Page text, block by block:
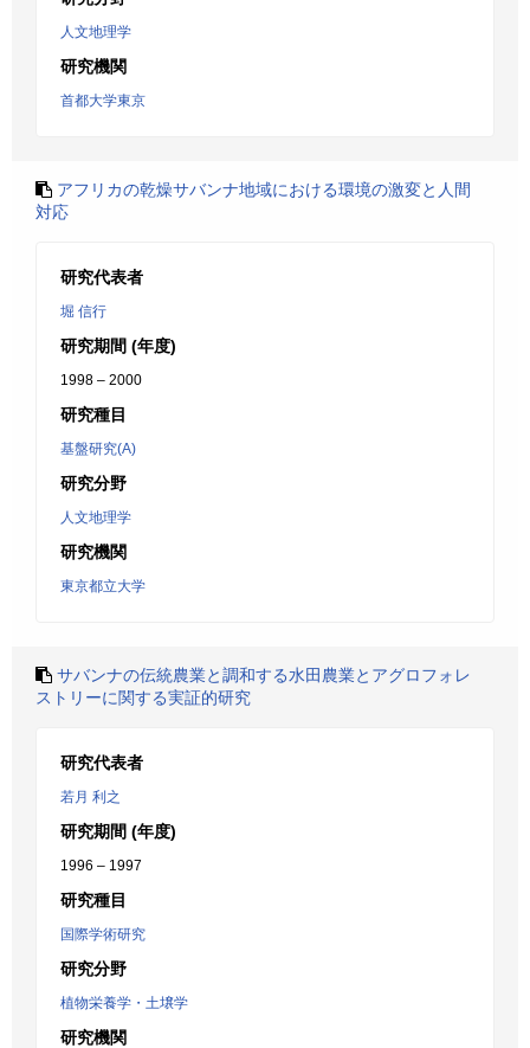
人文地理学
研究機関
首都大学東京
アフリカの乾燥サバンナ地域における環境の激変と人間
対応
研究代表者
堀 信行
研究期間 (年度)
1998 – 2000
研究種目
基盤研究(A)
研究分野
人文地理学
研究機関
東京都立大学
サバンナの伝統農業と調和する水田農業とアグロフォレ
ストリーに関する実証的研究
研究代表者
若月 利之
研究期間 (年度)
1996 – 1997
研究種目
国際学術研究
研究分野
植物栄養学・土壌学
研究機関